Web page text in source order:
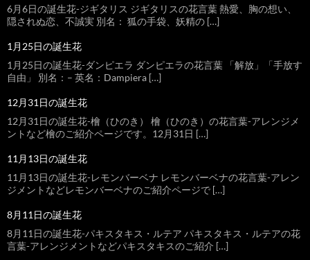
6月6日の誕生花-ジギタリス ジギタリスの花言葉 熱愛、胸の想い、
隠されぬ恋、不誠実 別名： 狐の手袋、妖精の […]
1月25日の誕生花
1月25日の誕生花-ダンピエラ ダンピエラの花言葉 「解放」「手放す
自由」 別名：– 英名：Dampiera […]
12月31日の誕生花
12月31日の誕生花-檜（ひのき） 檜（ひのき）の花言葉-アレンジメ
ントなど檜のご紹介ページです。12月31日 […]
11月13日の誕生花
11月13日の誕生花-レモンバーベナ レモンバーベナの花言葉-アレン
ジメントなどレモンバーベナのご紹介ページで […]
8月11日の誕生花
8月11日の誕生花-パキスタキス・ルテア パキスタキス・ルテアの花
言葉-アレンジメントなどパキスタキスのご紹介 […]